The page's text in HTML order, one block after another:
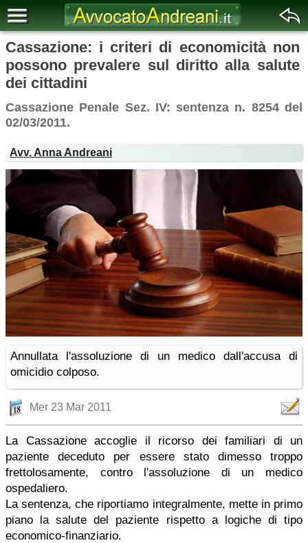
Cassazione: i criteri di economicità non
possono prevalere sul diritto alla salute
dei cittadini
Cassazione Penale Sez. IV: sentenza n. 8254 del
02/03/2011.
Avv. Anna Andreani
Annullata l'assoluzione di un medico dall'accusa di
omicidio colposo.
Mer 23 Mar 2011
La Cassazione accoglie il ricorso dei familiari di un
paziente deceduto per essere stato dimesso troppo
frettolosamente, contro l'assoluzione di un medico
ospedaliero.
La sentenza, che riportiamo integralmente, mette in primo
piano la salute del paziente rispetto a logiche di tipo
economico-finanziario.